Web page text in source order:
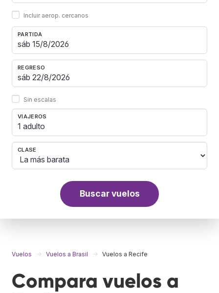
Incluir aerop. cercanos
PARTIDA
REGRESO
Sin escalas
VIAJEROS
1 adulto
CLASE
Buscar vuelos
Vuelos Vuelos a Brasil Vuelos a Recife
Compara vuelos a